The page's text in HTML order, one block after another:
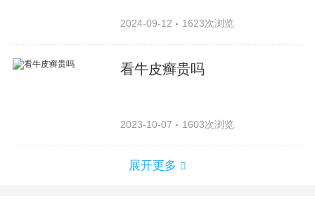
2024-09-12 1623次浏览
看牛皮癣贵吗
2023-10-07 1603次浏览
展开更多